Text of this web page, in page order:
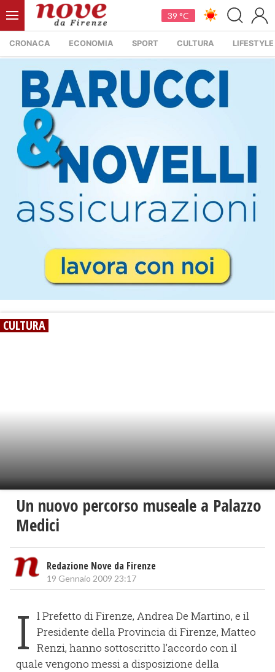
39 °C
CRONACA ECONOMIA SPORT CULTURA LIFESTYLE
CULTURA
Un nuovo percorso museale a Palazzo
Medici
Redazione Nove da Firenze
19 Gennaio 2009 23:17
I l Prefetto di Firenze, Andrea De Martino, e il
Presidente della Provincia di Firenze, Matteo
Renzi, hanno sottoscritto l’accordo con il
quale vengono messi a disposizione della